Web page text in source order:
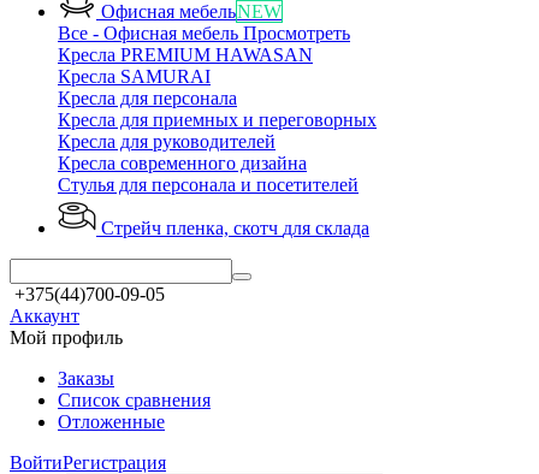
Офисная мебельNEW
Все - Офисная мебель Просмотреть
Кресла PREMIUM HAWASAN
Кресла SAMURAI
Кресла для персонала
Кресла для приемных и переговорных
Кресла для руководителей
Кресла современного дизайна
Стулья для персонала и посетителей
Стрейч пленка, скотч для склада
+375(44)700-09-05
Аккаунт
Мой профиль
Заказы
Список сравнения
Отложенные
ВойтиРегистрация